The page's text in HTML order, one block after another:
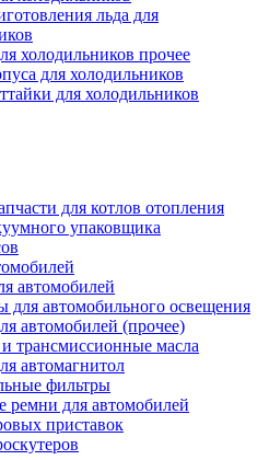
льда для
холодильников прочее
для холодильников
для холодильников
для котлов отопления
упаковщика
автомобилей
для автомобильного освещения
автомобилей (прочее)
трансмиссионные масла
автомагнитол
фильтры
ремни для автомобилей
приставок